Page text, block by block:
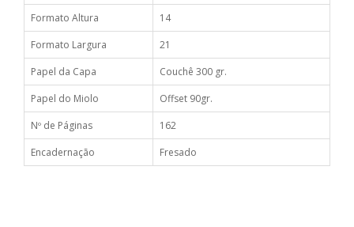
Formato Altura
14
Formato Largura
21
Papel da Capa
Couchê 300 gr.
Papel do Miolo
Offset 90gr.
Nº de Páginas
162
Encadernação
Fresado